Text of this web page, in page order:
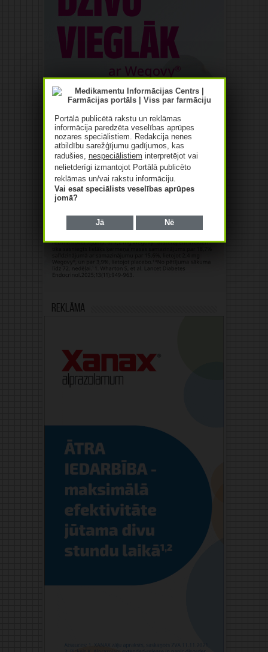
Reklāma
Portālā publicētā rakstu un reklāmas
informācija paredzēta veselības aprūpes
nozares speciālistiem. Redakcija nenes
atbildību sarežģījumu gadījumos, kas
radušies, nespeciālistiem interpretējot vai
nelietderīgi izmantojot Portālā publicēto
reklāmas un/vai rakstu informāciju.
Vai esat speciālists veselības aprūpes
jomā?
Jā Nē